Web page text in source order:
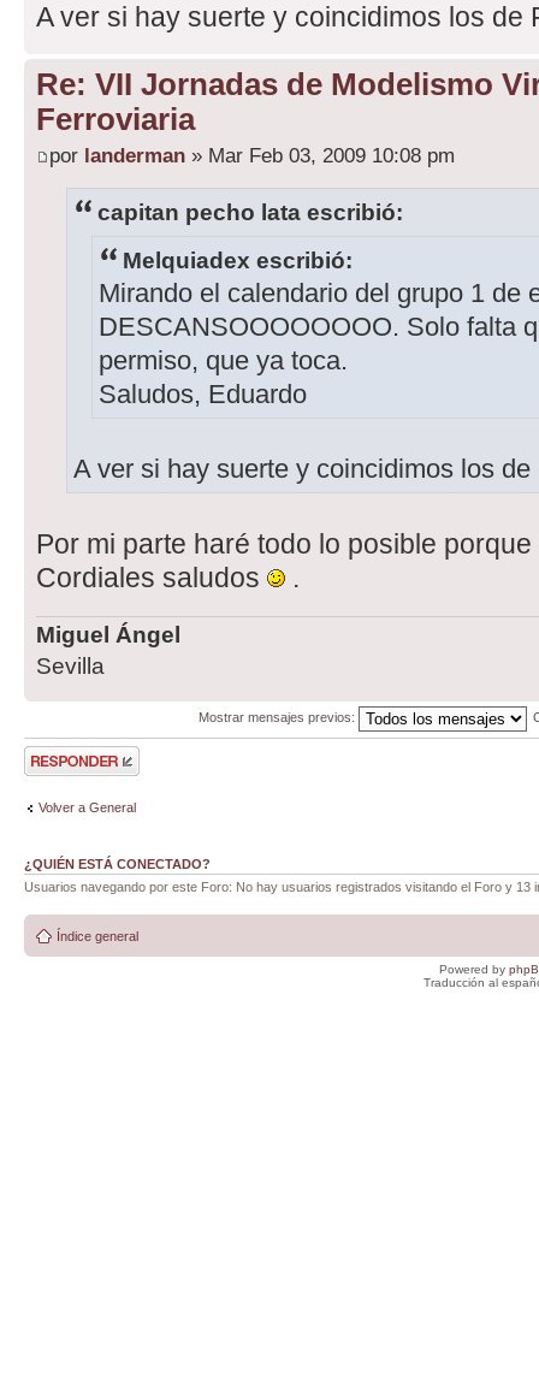
A ver si hay suerte y coincidimos los de
Re: VII Jornadas de Modelismo
Ferroviaria
por landerman » Mar Feb 03, 2009 10:08 pm
capitan pecho lata escribió:
Melquiadex escribió:
Mirando el calendario del grupo 1 de
DESCANSOOOOOOOO. Solo falta
permiso, que ya toca.
Saludos, Eduardo
A ver si hay suerte y coincidimos los
Por mi parte haré todo lo posible
Cordiales saludos
.
Miguel Ángel
Sevilla
Mostrar mensajes previos:
Publicar una
respuesta
Volver a General
¿QUIÉN ESTÁ CONECTADO?
Usuarios navegando por este Foro: No hay usuarios registrados visitando el Foro y 13
Índice general
Powered by
Traducción al